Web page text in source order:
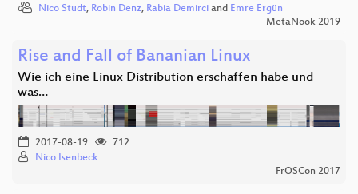
Nico Studt, Robin Denz, Rabia Demirci and Emre Ergün
MetaNook 2019
Rise and Fall of Bananian Linux
Wie ich eine Linux Distribution erschaffen habe und
was…
2017-08-19
712
Nico Isenbeck
FrOSCon 2017